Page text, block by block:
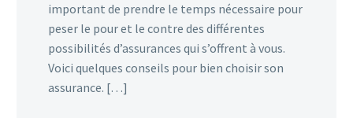
important de prendre le temps nécessaire pour
peser le pour et le contre des différentes
possibilités d’assurances qui s’offrent à vous.
Voici quelques conseils pour bien choisir son
assurance. […]